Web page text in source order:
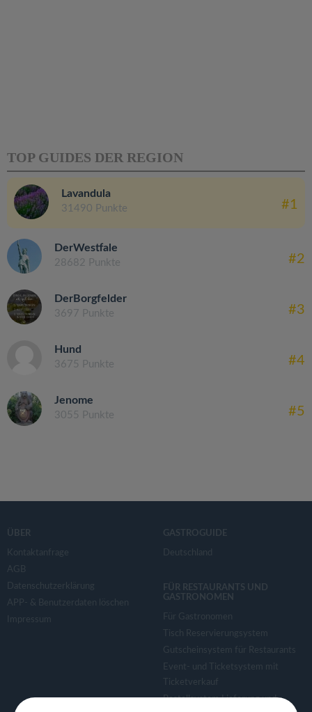
TOP GUIDES DER REGION
Lavandula
31490 Punkte #1
DerWestfale
28682 Punkte #2
DerBorgfelder
3697 Punkte #3
Hund
3675 Punkte #4
Jenome
3055 Punkte #5
ÜBER
Kontaktanfrage
AGB
Datenschutzerklärung
APP- & Benutzerdaten löschen
Impressum
GASTROGUIDE
Deutschland
FÜR RESTAURANTS UND
GASTRONOMEN
Für Gastronomen
Tisch Reservierungsystem
Gutscheinsystem für Restaurants
Event- und Ticketsystem mit
Ticketverkauf
Bestellsystem Lieferung und